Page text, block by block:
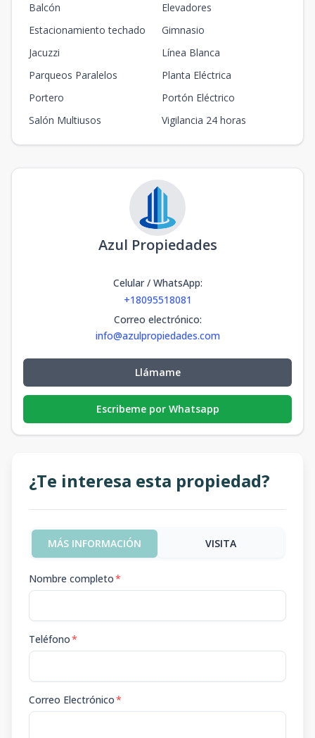
Balcón
Elevadores
Estacionamiento techado
Gimnasio
Jacuzzi
Línea Blanca
Parqueos Paralelos
Planta Eléctrica
Portero
Portón Eléctrico
Salón Multiusos
Vigilancia 24 horas
Azul Propiedades
Celular / WhatsApp:
+18095518081
Correo electrónico:
info@azulpropiedades.com
Llámame
Escribeme por Whatsapp
¿Te interesa esta propiedad?
MÁS INFORMACIÓN VISITA
Nombre completo*
Teléfono*
Correo Electrónico*